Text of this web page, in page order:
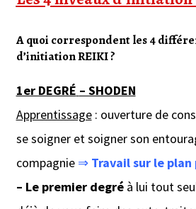
A quoi correspondent les 4
d’initiation REIKI ?
1er DEGRÉ – SHODEN
Apprentissage: ouverture de
se soigner et soigner son
compagnie ⇒ Travail sur le plan
– Le premier degréà lui tout